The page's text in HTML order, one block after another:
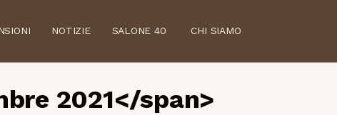
NOTIZIE SALONE 40 CHI SIAMO
2021</span>